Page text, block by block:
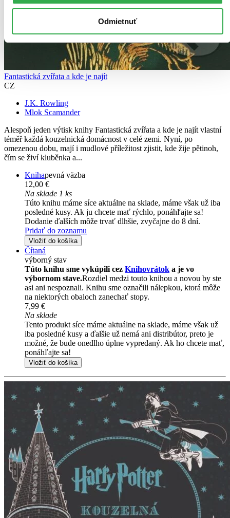
Odmietnuť
Fantastická zvířata a kde je najít
CZ
J.K. Rowling
Mlok Scamander
Alespoň jeden výtisk knihy Fantastická zvířata a kde je najít vlastní
téměř každá kouzelnická domácnost v celé zemi. Nyní, po
omezenou dobu, mají i mudlové příležitost zjistit, kde žije pětinoh,
čím se živí kluběnka a...
Knihapevná väzba
12,00 €
Na sklade 1 ks
Túto knihu máme síce aktuálne na sklade, máme však už iba
posledné kusy. Ak ju chcete mať rýchlo, ponáhľajte sa!
Dodanie ďalších môže trvať dlhšie, zvyčajne do 8 dní.
Pridať do zoznamu
Vložiť do košíka
Čítaná
výborný stav
Túto knihu sme vykúpili cez Knihovrátok a je vo
výbornom stave.Rozdiel medzi touto knihou a novou by ste
asi ani nespoznali. Knihu sme označili nálepkou, ktorá môže
na niektorých obaloch zanechať stopy.
7,99 €
Na sklade
Tento produkt síce máme aktuálne na sklade, máme však už
iba posledné kusy a ďalšie už nemá ani distribútor, preto je
možné, že bude onedlho úplne vypredaný. Ak ho chcete mať,
ponáhľajte sa!
Vložiť do košíka